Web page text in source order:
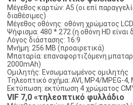
Μέγεθος καρτών: A5 (οι επί
διαθέσιμες)
Μέγεθος οθόνης: οθόνη χρώματος
Ψήφισμα: 480 * 272 (η οθόνη HD είναι
Λόγος διάστασης: 16:9
Μνήμη: 256 ΜΒ (προαιρετικά)
Μπαταρία: επαναφορτιζόμενη
2000mAh)
Ομιλητής: Ενσωματωμένος ομιλητής
Τηλεοπτικό σχήμα: AVI, MP4/MPEG-4,
Εκτύπωση: εκτύπωση 4 χρώματος
VIF 7,0 «τηλεοπτικό φυλλάδιο